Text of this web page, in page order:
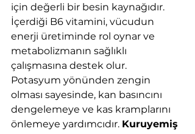
için değerli bir besin kaynağıdır.
İçerdiği B6 vitamini, vücudun
enerji üretiminde rol oynar ve
metabolizmanın sağlıklı
çalışmasına destek olur.
Potasyum yönünden zengin
olması sayesinde, kan basıncını
dengelemeye ve kas kramplarını
önlemeye yardımcıdır. Kuruyemiş